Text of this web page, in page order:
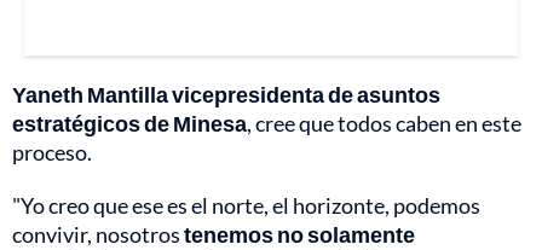
Yaneth Mantilla vicepresidenta de asuntos
estratégicos de Minesa, cree que todos caben en este
proceso.
"Yo creo que ese es el norte, el horizonte, podemos
convivir, nosotrostenemos no solamente